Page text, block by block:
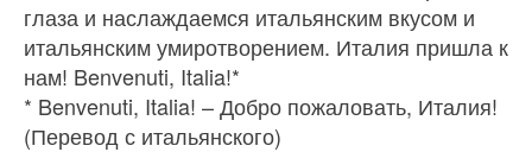
глаза и наслаждаемся итальянским вкусом и
итальянским умиротворением. Италия пришла к
нам! Benvenuti, Italia!*
* Benvenuti, Italia! – Добро пожаловать, Италия!
(Перевод с итальянского)